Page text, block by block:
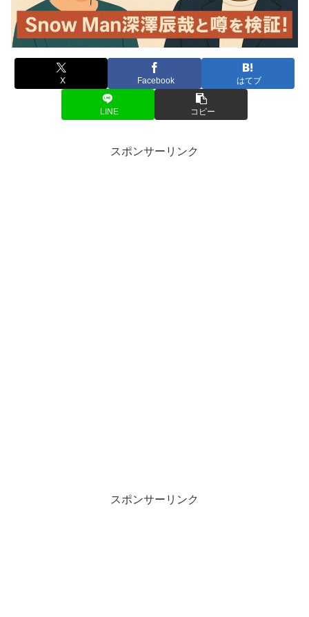
X Facebook はてブ
LINE コピー
スポンサーリンク
スポンサーリンク